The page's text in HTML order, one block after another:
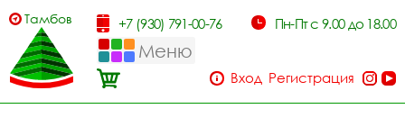
Тамбов +7 (930) 791-00-76 Пн-Пт с 9.00 до 18.00
Меню
Вход Регистрация